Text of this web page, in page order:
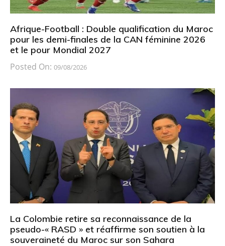
Afrique-Football : Double qualification du Maroc
pour les demi-finales de la CAN féminine 2026
et le pour Mondial 2027
Posted On: 09/08/2026
La Colombie retire sa reconnaissance de la
pseudo-« RASD » et réaffirme son soutien à la
souveraineté du Maroc sur son Sahara